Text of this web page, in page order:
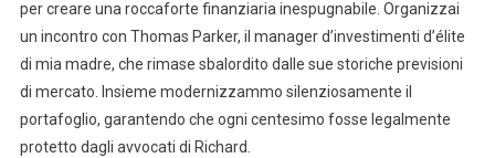
per creare una roccaforte finanziaria inespugnabile. Organizzai
un incontro con Thomas Parker, il manager d’investimenti d’élite
di mia madre, che rimase sbalordito dalle sue storiche previsioni
di mercato. Insieme modernizzammo silenziosamente il
portafoglio, garantendo che ogni centesimo fosse legalmente
protetto dagli avvocati di Richard.